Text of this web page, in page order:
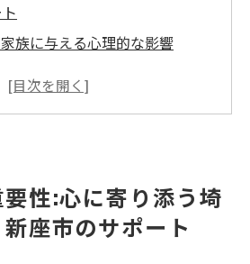
族に与える心理的な影響
した遺品整理のサービスとは
たらす社会的な役割
遺品整理:故人の思い出を大切
性:心に寄り添う埼
座市のサポート